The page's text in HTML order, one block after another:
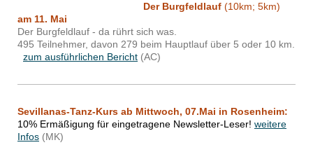
Der Burgfeldlauf (10km; 5km)
am 11. Mai
Der Burgfeldlauf - da rührt sich was.
495 Teilnehmer, davon 279 beim Hauptlauf über 5 oder 10 km.
zum ausführlichen Bericht (AC)
Sevillanas-Tanz-Kurs ab Mittwoch, 07.Mai in Rosenheim:
10% Ermäßigung für eingetragene Newsletter-Leser! weitere
Infos (MK)